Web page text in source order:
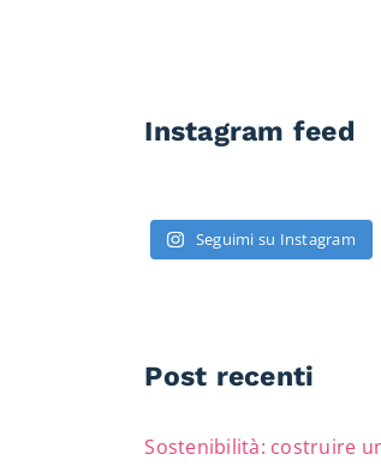
Instagram feed
Seguimi su Instagram
Post recenti
Sostenibilità: costruire